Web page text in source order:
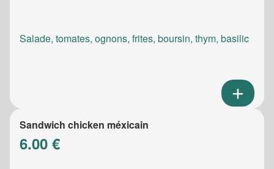
Salade, tomates, ognons, frites, boursin, thym, basilic
Sandwich chicken méxicain
6.00 €